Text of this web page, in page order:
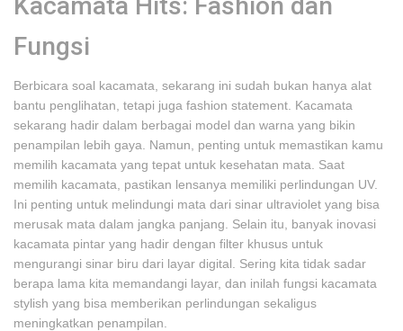
Fungsi
Berbicara soal kacamata, sekarang ini sudah bukan hanya alat
bantu penglihatan, tetapi juga fashion statement. Kacamata
sekarang hadir dalam berbagai model dan warna yang bikin
penampilan lebih gaya. Namun, penting untuk memastikan kamu
memilih kacamata yang tepat untuk kesehatan mata. Saat
memilih kacamata, pastikan lensanya memiliki perlindungan UV.
Ini penting untuk melindungi mata dari sinar ultraviolet yang bisa
merusak mata dalam jangka panjang. Selain itu, banyak inovasi
kacamata pintar yang hadir dengan filter khusus untuk
mengurangi sinar biru dari layar digital. Sering kita tidak sadar
berapa lama kita memandangi layar, dan inilah fungsi kacamata
stylish yang bisa memberikan perlindungan sekaligus
meningkatkan penampilan.